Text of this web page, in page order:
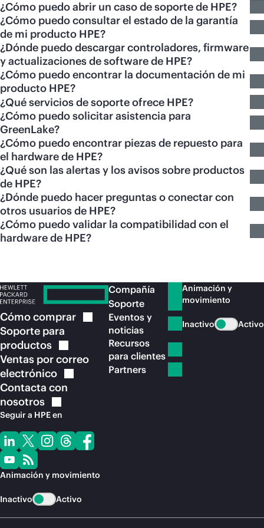
¿Cómo puedo abrir un caso de soporte de HPE?
¿Cómo puedo consultar el estado de la garantía
de mi producto HPE?
¿Dónde puedo descargar controladores, firmware
y actualizaciones de software de HPE?
¿Cómo puedo encontrar la documentación de mi
producto HPE?
¿Qué servicios de soporte ofrece HPE?
¿Cómo puedo solicitar asistencia para
GreenLake?
¿Cómo puedo encontrar piezas de repuesto para
el hardware de HPE?
¿Qué son las alertas y los avisos sobre productos
de HPE?
¿Dónde puedo hacer preguntas o conectar con
otros usuarios de HPE?
¿Cómo puedo validar la compatibilidad con el
hardware de HPE?
Cómocomprar
Soporte para
productos
Ventas por correo
electrónico
Contacta con
nosotros
Seguir a HPE en
Animación y movimiento
Inactivo Activo
Compañía
Soporte
Eventos y
noticias
Recursos
para clientes
Partners
Animación y
movimiento
Inactivo Activo